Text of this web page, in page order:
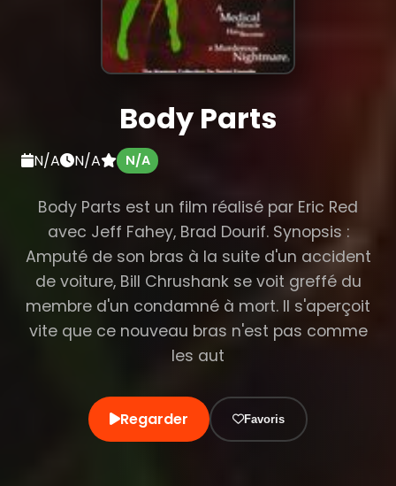
Body Parts
N/A N/A N/A
Body Parts est un film réalisé par Eric Red
avec Jeff Fahey, Brad Dourif. Synopsis :
Amputé de son bras à la suite d'un accident
de voiture, Bill Chrushank se voit greffé du
membre d'un condamné à mort. Il s'aperçoit
vite que ce nouveau bras n'est pas comme
les aut
Regarder Favoris